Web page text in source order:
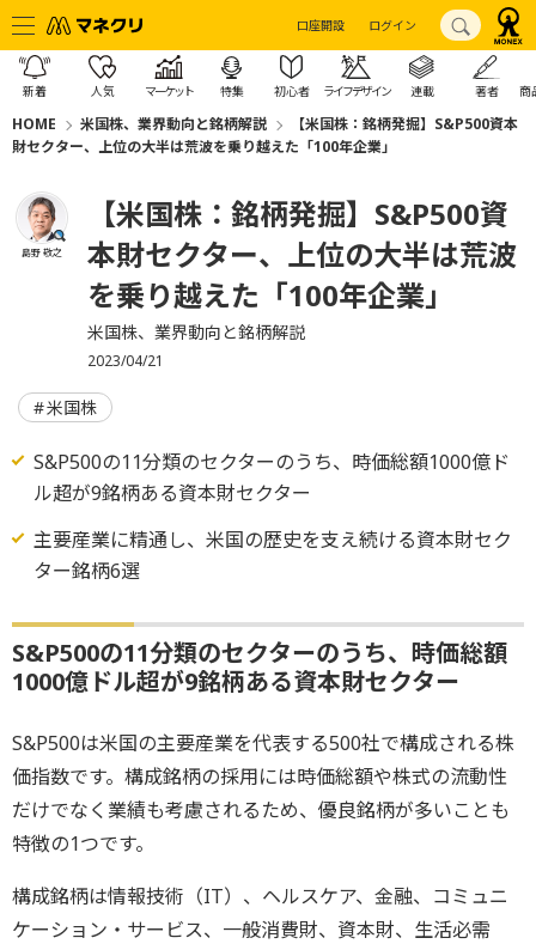
口座開設 ログイン
新着 人気 マーケット 特集 初心者 ライフデザイン 連載 著者 商
HOME 米国株、業界動向と銘柄解説
【米国株：銘柄発掘】S&P500資本
財セクター、上位の大半は荒波を乗り越えた「100年企業」
島野 敬之
【米国株：銘柄発掘】S&P500資
本財セクター、上位の大半は荒波
を乗り越えた「100年企業」
米国株、業界動向と銘柄解説
2023/04/21
米国株
S&P500の11分類のセクターのうち、時価総額1000億ド
ル超が9銘柄ある資本財セクター
主要産業に精通し、米国の歴史を支え続ける資本財セク
ター銘柄6選
S&P500の11分類のセクターのうち、時価総額
1000億ドル超が9銘柄ある資本財セクター
S&P500は米国の主要産業を代表する500社で構成される株
価指数です。構成銘柄の採用には時価総額や株式の流動性
だけでなく業績も考慮されるため、優良銘柄が多いことも
特徴の1つです。
構成銘柄は情報技術（IT）、ヘルスケア、金融、コミュニ
ケーション・サービス、一般消費財、資本財、生活必需